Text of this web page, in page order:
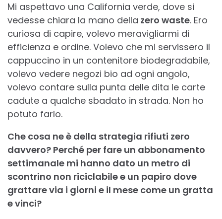
Mi aspettavo una California verde, dove si
vedesse chiara la mano della zero waste. Ero
curiosa di capire, volevo meravigliarmi di
efficienza e ordine. Volevo che mi servissero il
cappuccino in un contenitore biodegradabile,
volevo vedere negozi bio ad ogni angolo,
volevo contare sulla punta delle dita le carte
cadute a qualche sbadato in strada. Non ho
potuto farlo.
Che cosa ne è della strategia rifiuti zero
davvero? Perché per fare un abbonamento
settimanale mi hanno dato un metro di
scontrino non riciclabile e un papiro dove
grattare via i giorni e il mese come un gratta
e vinci?